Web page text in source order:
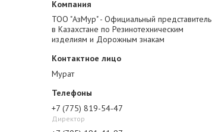
ТОО "АзМур" - Официальный представитель
в Казахстане по Резинотехническим
изделиям и Дорожным знакам
Мурат
+7 (775) 819-54-47
Директор